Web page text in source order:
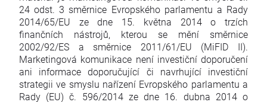
24 odst. 3 směrnice Evropského parlamentu a Rady
2014/65/EU ze dne 15. května 2014 o trzích
finančních nástrojů, kterou se mění směrnice
2002/92/ES a směrnice 2011/61/EU (MiFID II).
Marketingová komunikace není investiční doporučení
ani informace doporučující či navrhující investiční
strategii ve smyslu nařízení Evropského parlamentu a
Rady (EU) č. 596/2014 ze dne 16. dubna 2014 o